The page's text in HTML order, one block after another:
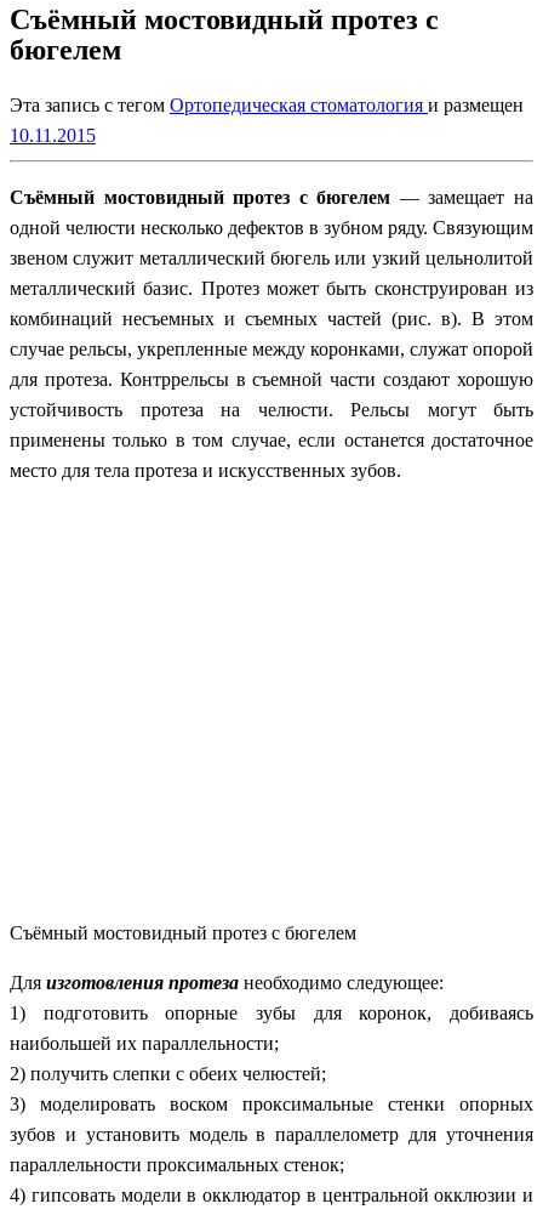
Съёмный мостовидный протез с
бюгелeм
Эта запись с тегом Ортопедическая стоматология и размещен
10.11.2015
Съёмный мостовидный протез с бюгелeм — замещает на
одной челюсти несколько дефектов в зубном ряду. Связующим
звеном служит металлический бюгель или узкий цельнолитой
металлический базис. Протез может быть сконструирован из
комбинаций несъемных и съемных частей (рис. в). В этом
случае рельсы, укрепленные между коронками, служат опорой
для протеза. Контррельсы в съемной части создают хорошую
устойчивость протеза на челюсти. Рельсы могут быть
применены только в том случае, если останется достаточное
место для тела протеза и искусственных зубов.
Съёмный мостовидный протез с бюгелем
Для изготовления протеза необходимо следующее:
1) подготовить опорные зубы для коронок, добиваясь
наибольшей их параллельности;
2) получить слепки с обеих челюстей;
3) моделировать воском проксимальные стенки опорных
зубов и установить модель в параллелометр для уточнения
параллельности проксимальных стенок;
4) гипсовать модели в окклюдатор в центральной окклюзии и